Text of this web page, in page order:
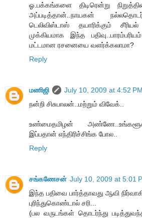
ஓ.பக்கங்களை திடிரென்று
அப்படித்தான்..நாயகன்
டெலிவிஸ்டாஸ் தயாரிக்கும்
முக்கியமாக இந்த
மட்டமான ரசனையை வளர்க்கலாமா?
Reply
மணிஜி
July 10, 2009 at 4:52 PM
நன்றி சிசுபாலன்..மற்றும் விவேக்..
உண்மைதமிழன்
இப்பதான் எந்திரிச்சிங்க போல..
Reply
சங்கணேசன் July 10, 2009 at 5:01
இந்த பதிவை பார்த்தாவது ஆவி
புரிந்துகொண்டால் சரி...
(பல வருடங்கள் தொடர்ந்து